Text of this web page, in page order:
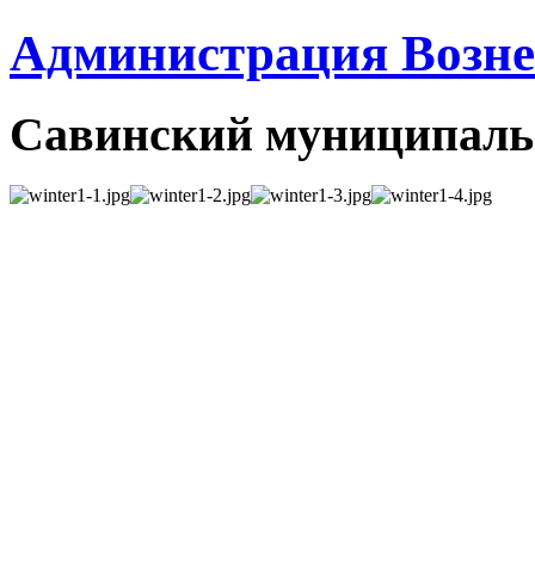
Администрация
Савинский